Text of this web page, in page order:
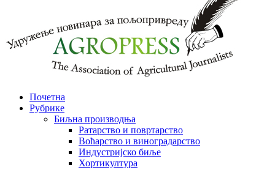
Почетна
Рубрике
Биљна производња
Ратарство и повртарство
Воћарство и виноградарство
Индустријско биље
Хортикултура